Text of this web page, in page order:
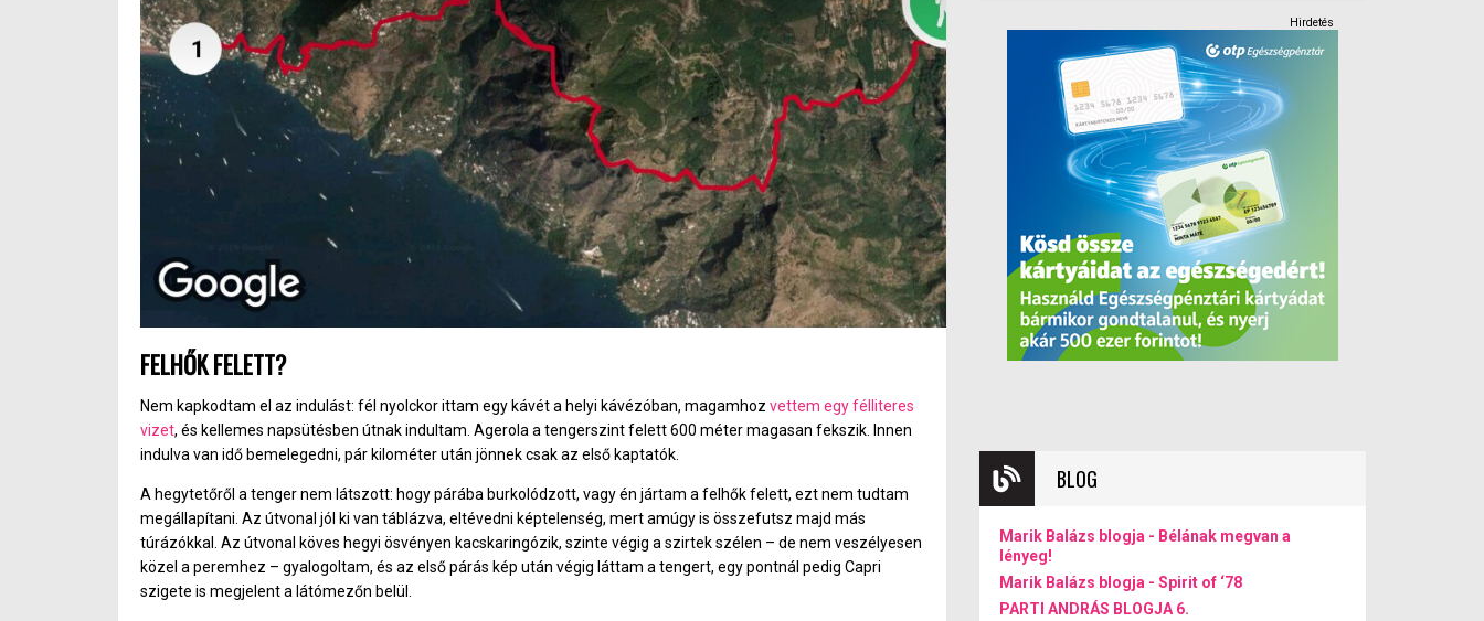
FELHŐK FELETT?
Nem kapkodtam el az indulást: fél nyolckor ittam egy kávét a helyi kávézóban, magamhoz vettem egy félliteres
vizet, és kellemes napsütésben útnak indultam. Agerola a tengerszint felett 600 méter magasan fekszik. Innen
indulva van idő bemelegedni, pár kilométer után jönnek csak az első kaptatók.
A hegytetőről a tenger nem látszott: hogy párába burkolódzott, vagy én jártam a felhők felett, ezt nem tudtam
megállapítani. Az útvonal jól ki van táblázva, eltévedni képtelenség, mert amúgy is összefutsz majd más
túrázókkal. Az útvonal köves hegyi ösvényen kacskaringózik, szinte végig a szirtek szélen – de nem veszélyesen
közel a peremhez – gyalogoltam, és az első párás kép után végig láttam a tengert, egy pontnál pedig Capri
szigete is megjelent a látómezőn belül.
Hirdetés
BLOG
Marik Balázs blogja - Bélának megvan a
lényeg!
Marik Balázs blogja - Spirit of ‘78
PARTI ANDRÁS BLOGJA 6.